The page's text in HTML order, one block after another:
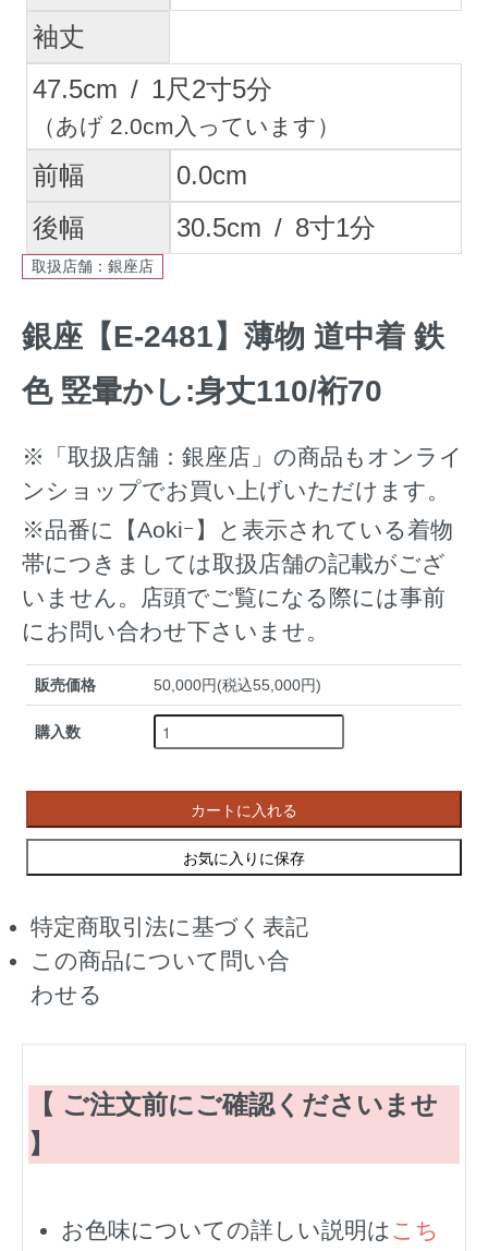
袖丈
47.5cm / 1尺2寸5分
（あげ 2.0cm入っています）
前幅 0.0cm
後幅
30.5cm / 8寸1分
取扱店舗：銀座店
銀座【E-2481】薄物 道中着 鉄
色 竪暈かし:身丈110/裄70
※「取扱店舗：銀座店」の商品もオンライ
ンショップでお買い上げいただけます。
※品番に【Aokiｰ】と表示されている着物
帯につきましては取扱店舗の記載がござ
いません。店頭でご覧になる際には事前
にお問い合わせ下さいませ。
販売価格 50,000円(税込55,000円)
購入数
カートに入れる
お気に入りに保存
特定商取引法に基づく表記
この商品について問い合
わせる
【 ご注文前にご確認くださいませ
】
お色味についての詳しい説明は こち